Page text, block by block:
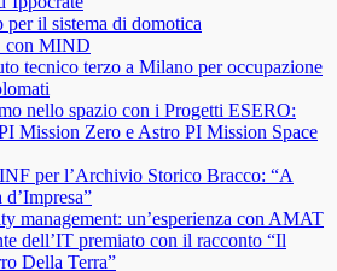
per il sistema di domotica
con MIND
tecnico terzo a Milano per occupazione
nello spazio con i Progetti ESERO:
Mission Zero e Astro PI Mission Space
per l’Archivio Storico Bracco: “A
d’Impresa”
management: un’esperienza con AMAT
dell’IT premiato con il racconto “Il
Della Terra”